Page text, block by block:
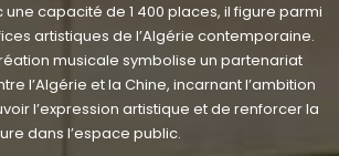
une capacité de 1 400 places, il figure parmi
artistiques de l’Algérie contemporaine.
musicale symbolise un partenariat
l’Algérie et la Chine, incarnant l’ambition
l’expression artistique et de renforcer la
dans l’espace public.